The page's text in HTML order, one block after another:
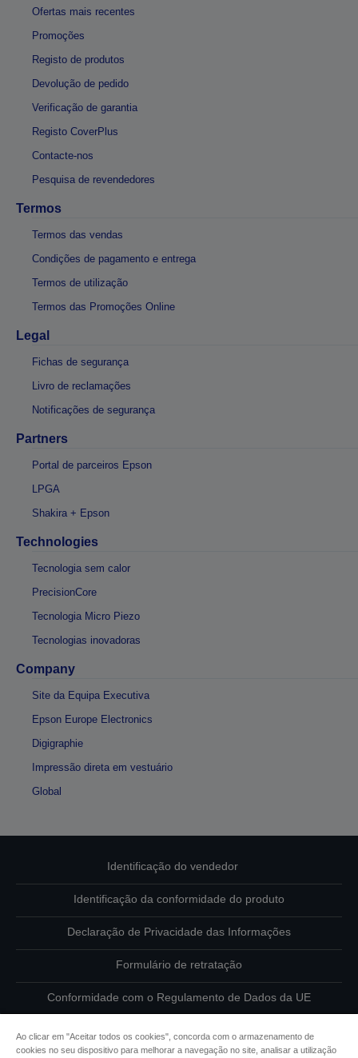
Ofertas mais recentes
Promoções
Registo de produtos
Devolução de pedido
Verificação de garantia
Registo CoverPlus
Contacte-nos
Pesquisa de revendedores
Termos
Termos das vendas
Condições de pagamento e entrega
Termos de utilização
Termos das Promoções Online
Legal
Fichas de segurança
Livro de reclamações
Notificações de segurança
Partners
Portal de parceiros Epson
LPGA
Shakira + Epson
Technologies
Tecnologia sem calor
PrecisionCore
Tecnologia Micro Piezo
Tecnologias inovadoras
Company
Site da Equipa Executiva
Epson Europe Electronics
Digigraphie
Impressão direta em vestuário
Global
Identificação do vendedor
Identificação da conformidade do produto
Declaração de Privacidade das Informações
Formulário de retratação
Conformidade com o Regulamento de Dados da UE
Ao clicar em "Aceitar todos os cookies", concorda com o armazenamento de
cookies no seu dispositivo para melhorar a navegação no site, analisar a utilização